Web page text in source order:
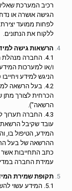
רכיב המערכת שאליו
לפחות ממועד
ללקוח את הנתונים.
הרשאות גישה
4.1. החברה
ו/או למערכות
הניגש למידע ויחייבו
4.2. בעל הרשאה
הכרחית לצורך מתן
הרשאה").
4.3. החברה
עובד שקיבל
המידע, הטיפול בו,
ההרשאה של בעל
כתב התחייבות
עמידת החברה
תקופת שמירת